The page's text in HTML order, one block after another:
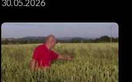
30.05.2026